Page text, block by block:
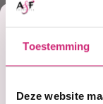
Toestemming
Deze website